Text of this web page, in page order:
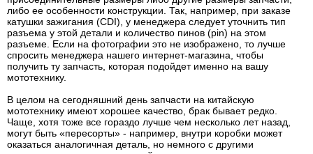
либо ее особенности конструкции. Так, например, при заказе
катушки зажигания (CDI), у менеджера следует уточнить тип
разъема у этой детали и количество пинов (pin) на этом
разъеме. Если на фотографии это не изображено, то лучше
спросить менеджера нашего интернет-магазина, чтобы
получить ту запчасть, которая подойдет именно на вашу
мототехнику.
В целом на сегодняшний день запчасти на китайскую
мототехнику имеют хорошее качество, брак бывает редко.
Чаще, хотя тоже все гораздо лучше чем несколько лет назад,
могут быть «пересорты» - например, внутри коробки может
оказаться аналогичная деталь, но немного с другими